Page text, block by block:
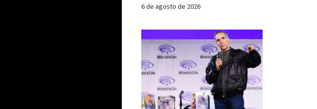
6 de agosto de 2026